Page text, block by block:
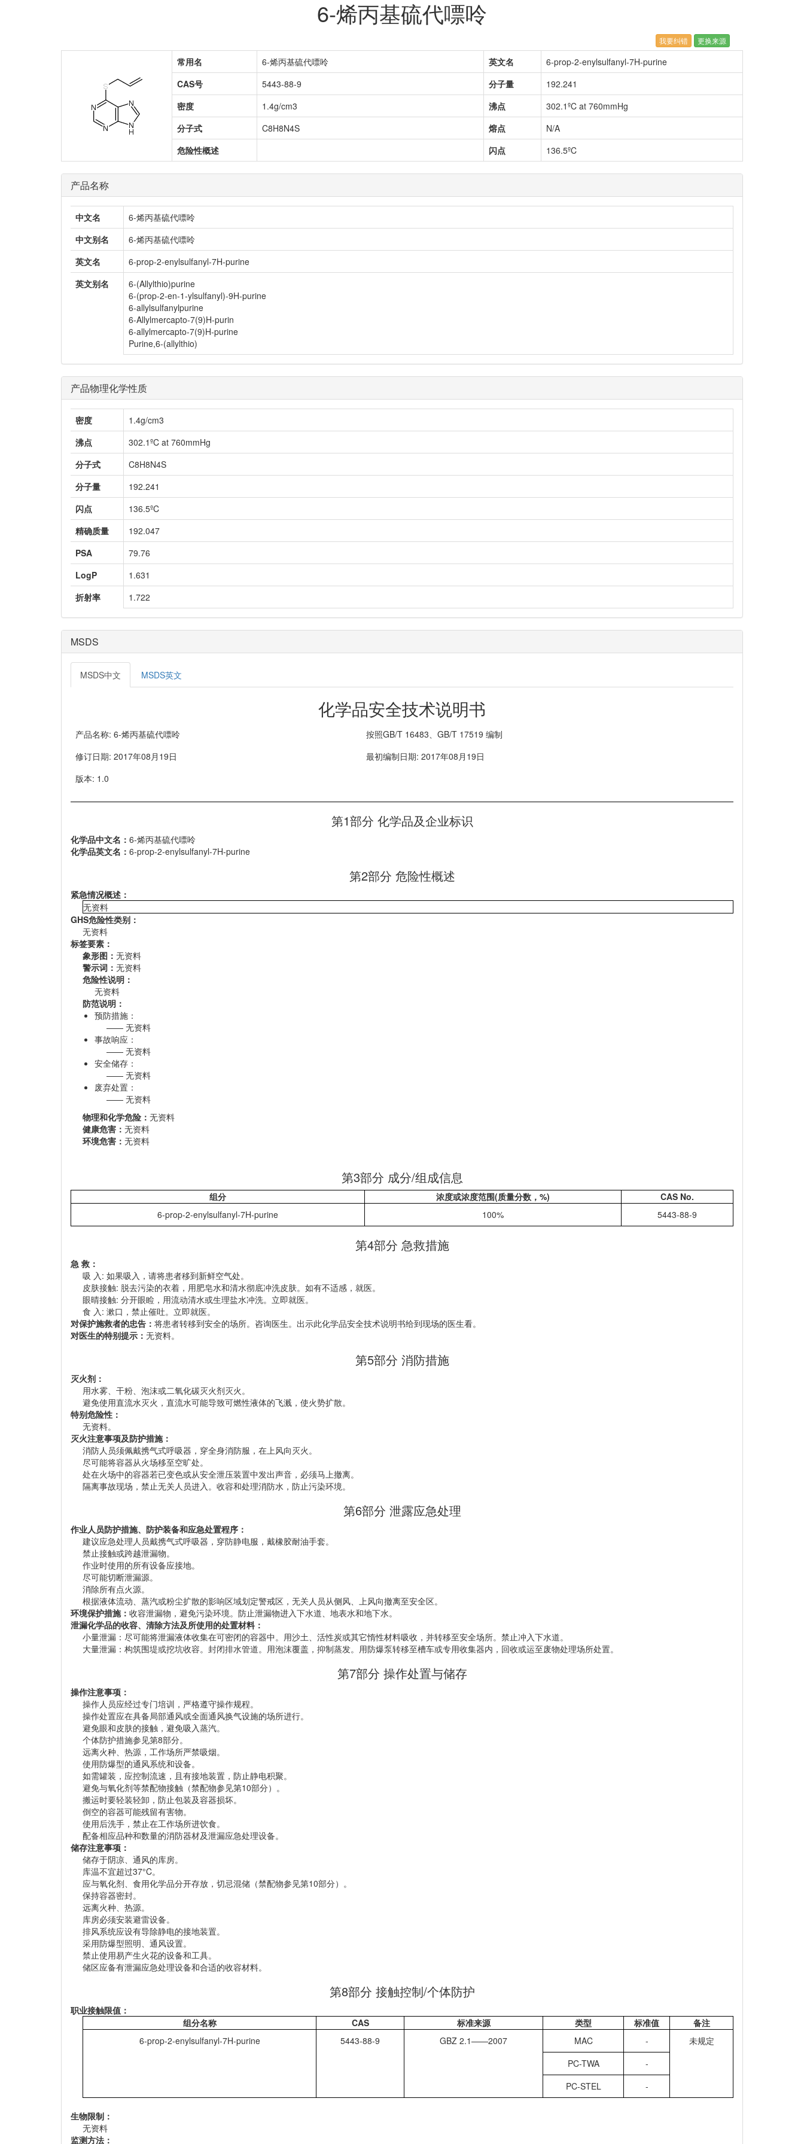
6-烯丙基硫代嘌呤
我要纠错 更换来源
常用名 6-烯丙基硫代嘌呤 英文名
6-prop-2-enylsulfanyl-7H-purine
CAS号
5443-88-9 分子量
192.241
密度
1.4g/cm3 沸点
302.1ºC at 760mmHg
分子式
C8H8N4S 熔点
N/A
危险性概述
闪点 136.5ºC
产品名称
中文名
6-烯丙基硫代嘌呤
中文别名
6-烯丙基硫代嘌呤
英文名
6-prop-2-enylsulfanyl-7H-purine
英文别名
6-(Allylthio)purine
6-(prop-2-en-1-ylsulfanyl)-9H-purine
6-allylsulfanylpurine
6-Allylmercapto-7(9)H-purin
6-allylmercapto-7(9)H-purine
Purine,6-(allylthio)
产品物理化学性质
密度
1.4g/cm3
沸点
302.1ºC at 760mmHg
分子式
C8H8N4S
分子量
192.241
闪点
136.5ºC
精确质量
192.047
PSA
79.76
LogP
1.631
折射率
1.722
MSDS
MSDS中文 MSDS英文
化学品安全技术说明书
产品名称: 6-烯丙基硫代嘌呤
按照GB/T 16483、GB/T 17519 编制
修订日期: 2017年08月19日
最初编制日期: 2017年08月19日
版本: 1.0
第1部分 化学品及企业标识
化学品中文名： 6-烯丙基硫代嘌呤
化学品英文名： 6-prop-2-enylsulfanyl-7H-purine
第2部分 危险性概述
紧急情况概述：
无资料
GHS危险性类别：
无资料
标签要素：
象形图： 无资料
警示词： 无资料
危险性说明：
无资料
防范说明：
预防措施：
无资料
事故响应：
无资料
安全储存：
无资料
废弃处置：
无资料
物理和化学危险： 无资料
健康危害： 无资料
环境危害： 无资料
第3部分 成分/组成信息
组分 浓度或浓度范围(质量分数，%)
CAS No.
6-prop-2-enylsulfanyl-7H-purine
100% 5443-88-9
第4部分 急救措施
急 救：
吸 入: 如果吸入，请将患者移到新鲜空气处。
皮肤接触: 脱去污染的衣着，用肥皂水和清水彻底冲洗皮肤。如有不适感，就医。
眼晴接触: 分开眼睑，用流动清水或生理盐水冲洗。立即就医。
食 入: 漱口，禁止催吐。立即就医。
对保护施救者的忠告： 将患者转移到安全的场所。咨询医生。出示此化学品安全技术说明书给到现场的医生看。
对医生的特别提示： 无资料。
第5部分 消防措施
灭火剂：
用水雾、干粉、泡沫或二氧化碳灭火剂灭火。
避免使用直流水灭火，直流水可能导致可燃性液体的飞溅，使火势扩散。
特别危险性：
无资料。
灭火注意事项及防护措施：
消防人员须佩戴携气式呼吸器，穿全身消防服，在上风向灭火。
尽可能将容器从火场移至空旷处。
处在火场中的容器若已变色或从安全泄压装置中发出声音，必须马上撤离。
隔离事故现场，禁止无关人员进入。收容和处理消防水，防止污染环境。
第6部分 泄露应急处理
作业人员防护措施、防护装备和应急处置程序：
建议应急处理人员戴携气式呼吸器，穿防静电服，戴橡胶耐油手套。
禁止接触或跨越泄漏物。
作业时使用的所有设备应接地。
尽可能切断泄漏源。
消除所有点火源。
根据液体流动、蒸汽或粉尘扩散的影响区域划定警戒区，无关人员从侧风、上风向撤离至安全区。
环境保护措施： 收容泄漏物，避免污染环境。防止泄漏物进入下水道、地表水和地下水。
泄漏化学品的收容、清除方法及所使用的处置材料：
小量泄漏：尽可能将泄漏液体收集在可密闭的容器中。用沙土、活性炭或其它惰性材料吸收，并转移至安全场所。禁止冲入下水道。
大量泄漏：构筑围堤或挖坑收容。封闭排水管道。用泡沫覆盖，抑制蒸发。用防爆泵转移至槽车或专用收集器内，回收或运至废物处理场所处置。
第7部分 操作处置与储存
操作注意事项：
操作人员应经过专门培训，严格遵守操作规程。
操作处置应在具备局部通风或全面通风换气设施的场所进行。
避免眼和皮肤的接触，避免吸入蒸汽。
个体防护措施参见第8部分。
远离火种、热源，工作场所严禁吸烟。
使用防爆型的通风系统和设备。
如需罐装，应控制流速，且有接地装置，防止静电积聚。
避免与氧化剂等禁配物接触（禁配物参见第10部分）。
搬运时要轻装轻卸，防止包装及容器损坏。
倒空的容器可能残留有害物。
使用后洗手，禁止在工作场所进饮食。
配备相应品种和数量的消防器材及泄漏应急处理设备。
储存注意事项：
储存于阴凉、通风的库房。
库温不宜超过37°C。
应与氧化剂、食用化学品分开存放，切忌混储（禁配物参见第10部分）。
保持容器密封。
远离火种、热源。
库房必须安装避雷设备。
排风系统应设有导除静电的接地装置。
采用防爆型照明、通风设置。
禁止使用易产生火花的设备和工具。
储区应备有泄漏应急处理设备和合适的收容材料。
第8部分 接触控制/个体防护
职业接触限值：
组分名称
CAS 标准来源 类型 标准值
备注
6-prop-2-enylsulfanyl-7H-purine
5443-88-9 GBZ 2.1——2007 MAC -
未规定
PC-TWA
-
PC-STEL
-
生物限制：
无资料
监测方法：